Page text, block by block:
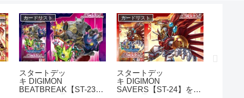
カードリスト
スタートデッ
キ DIGIMON
BEATBREAK【ST-23】
カードリスト
スタートデッ
キ DIGIMON
SAVERS【ST-24】を取